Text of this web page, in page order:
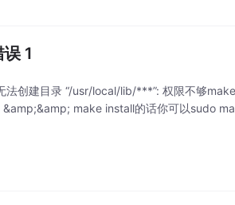
1
创建目录 “/usr/local/lib/***”: 权限不够
make install的话你可以sudo